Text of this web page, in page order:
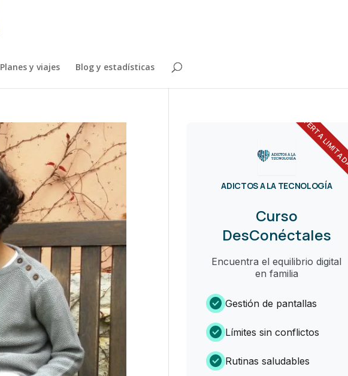
Planes y viajes Blog y estadísticas
OFERTA
ADICTOS A LA TECNOLOGÍA
Curso
DesConéctales
Encuentra el equilibrio digital
en familia
check_circle Gestión de pantallas
check_circle Límites sin conflictos
check_circle Rutinas saludables